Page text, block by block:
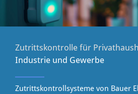
Zutrittskontrolle für
Industrie und Gewerbe
Zutrittskontrollsysteme von Bauer